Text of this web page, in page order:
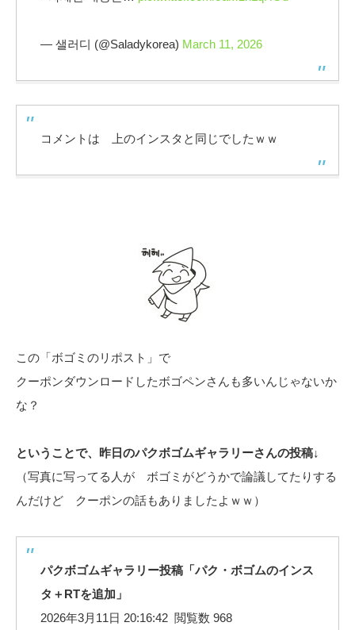
— 샐러디 (@Saladykorea) March 11, 2026
コメントは 上のインスタと同じでしたｗｗ
この「ボゴミのリポスト」で
クーポンダウンロードしたボゴペンさんも多いんじゃないか
な？
ということで、昨日のパクボゴムギャラリーさんの投稿↓
（写真に写ってる人が ボゴミがどうかで論議してたりする
んだけど クーポンの話もありましたよｗｗ）
パクボゴムギャラリー投稿「パク・ボゴムのインス
タ＋RTを追加」
2026年3月11日 20:16:42 閲覧数 968